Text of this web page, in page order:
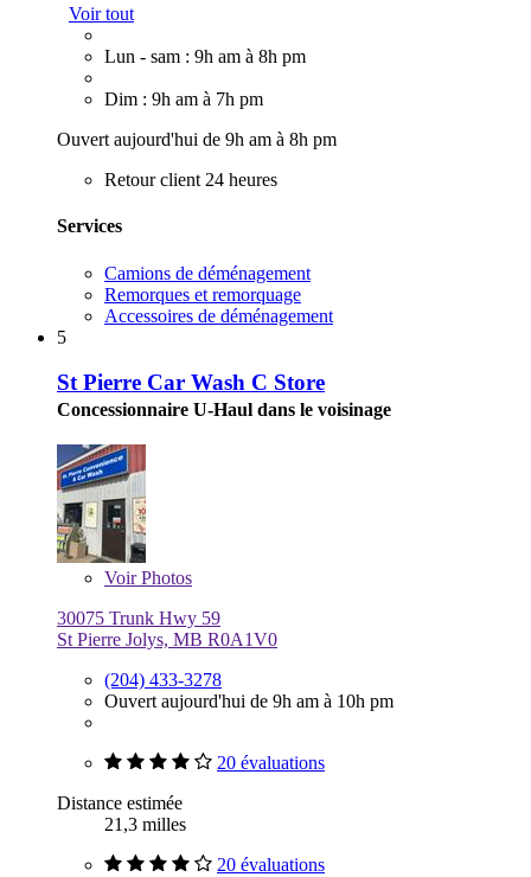
Voir tout
Lun - sam : 9h am à 8h pm
Dim : 9h am à 7h pm
Ouvert aujourd'hui de 9h am à 8h pm
Retour client 24 heures
Services
Camions de déménagement
Remorques et remorquage
Accessoires de déménagement
5
St Pierre Car Wash C Store
Concessionnaire U-Haul dans le voisinage
VoirPhotos
30075 Trunk Hwy 59
St Pierre Jolys, MB R0A1V0
(204) 433-3278
Ouvert aujourd'hui de 9h am à 10h pm
20 évaluations
Distance estimée
21,3 milles
20 évaluations